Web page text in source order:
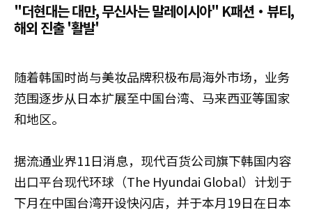
"더현대는 대만, 무신사는 말레이시아" K패션·뷰티,
해외 진출 '활발'
随着韩国时尚与美妆品牌积极布局海外市场，业务
范围逐步从日本扩展至中国台湾、马来西亚等国家
和地区。
据流通业界11日消息，现代百货公司旗下韩国内容
出口平台现代环球（The Hyundai Global）计划于
下月在中国台湾开设快闪店，并于本月19日在日本